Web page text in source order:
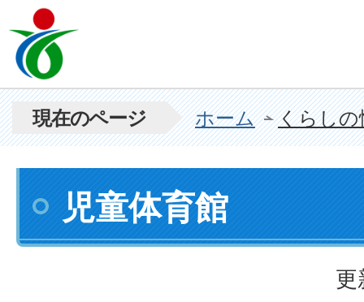
現在のページ ホーム くらしの
児童体育館
更